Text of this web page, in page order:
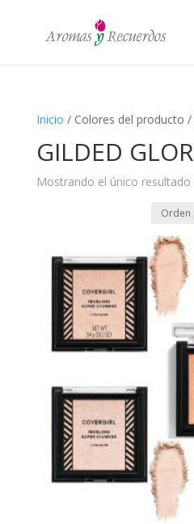
Inicio / Colores del producto /
GILDED
Mostrando el único resultado